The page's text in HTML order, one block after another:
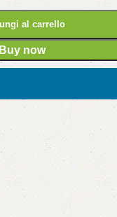
al carrello
Buy now